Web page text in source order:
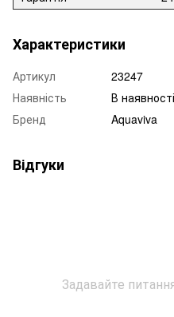
Характеристики
Артикул
23247
Наявність
В наявності
Бренд
Aquaviva
Відгуки
Задавайте